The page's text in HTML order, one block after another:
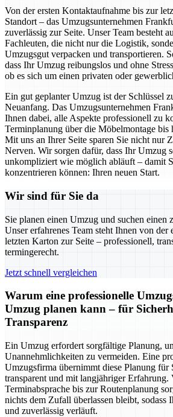
Von der ersten Kontaktaufnahme bis zur
Standort – das Umzugsunternehmen
zuverlässig zur Seite. Unser Team besteht
Fachleuten, die nicht nur die Logistik,
Umzugsgut verpacken und transportieren.
dass Ihr Umzug reibungslos und ohne
ob es sich um einen privaten oder
Ein gut geplanter Umzug ist der Schlüssel
Neuanfang. Das Umzugsunternehmen
Ihnen dabei, alle Aspekte professionell zu
Terminplanung über die Möbelmontage bis
Mit uns an Ihrer Seite sparen Sie nicht nur
Nerven. Wir sorgen dafür, dass Ihr Umzug
unkompliziert wie möglich abläuft – damit
konzentrieren können: Ihren neuen Start.
Wir sind für Sie da
Sie planen einen Umzug und suchen einen
Unser erfahrenes Team steht Ihnen von der
letzten Karton zur Seite – professionell,
termingerecht.
Jetzt schnell vergleichen
Warum eine professionelle
Umzug planen kann – für
Transparenz
Ein Umzug erfordert sorgfältige Planung,
Unannehmlichkeiten zu vermeiden. Eine
Umzugsfirma übernimmt diese Planung für
transparent und mit langjähriger Erfahrung.
Terminabsprache bis zur Routenplanung
nichts dem Zufall überlassen bleibt, sodass
und zuverlässig verläuft.